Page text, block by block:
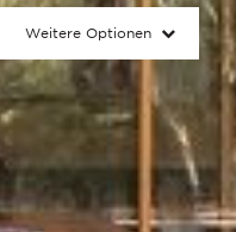
Weitere Optionen